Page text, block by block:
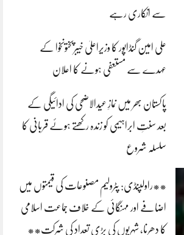
سے انکاری رہے
علی امین گنڈاپور کا وزیراعلیٰ خیبرپختونخوا کے
عہدے سے مستعفی ہونے کا اعلان
پاکستان بھر میں نمازِ عیدالاضحی کی ادائیگی کے
بعد سنتِ ابراہیمی کو زندہ رکھتے ہوئے قربانی کا
سلسلہ شروع
**راولپنڈی: پٹرولیم مصنوعات کی قیمتوں میں
اضافے اور مہنگائی کے خلاف جماعت اسلامی
کا دھرنا، شہریوں کی بڑی تعداد کی شرکت**